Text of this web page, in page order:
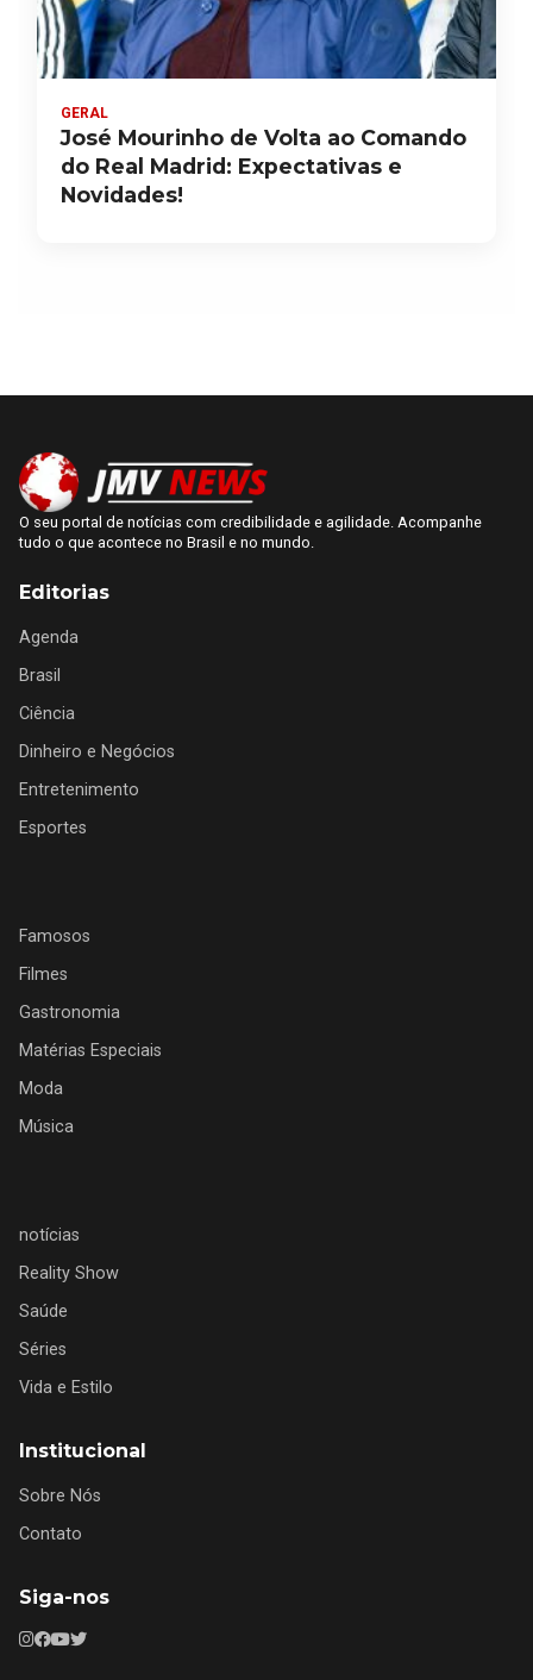
GERAL
José Mourinho de Volta ao Comando
do Real Madrid: Expectativas e
Novidades!
O seu portal de notícias com credibilidade e agilidade. Acompanhe
tudo o que acontece no Brasil e no mundo.
Editorias
Agenda
Brasil
Ciência
Dinheiro e Negócios
Entretenimento
Esportes
Famosos
Filmes
Gastronomia
Matérias Especiais
Moda
Música
notícias
Reality Show
Saúde
Séries
Vida e Estilo
Institucional
Sobre Nós
Contato
Siga-nos